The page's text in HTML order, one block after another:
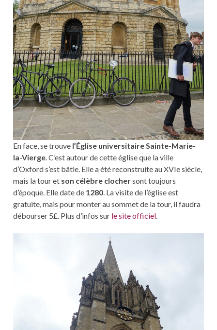
En face, se trouve l’Église universitaire Sainte-Marie-
la-Vierge. C’est autour de cette église que la ville
d’Oxford s’est bâtie. Elle a été reconstruite au XVIe siècle,
mais la tour et son célèbre clochersont toujours
d’époque. Elle date de 1280. La visite de l’église est
gratuite, mais pour monter au sommet de la tour, il faudra
débourser 5£. Plus d’infos sur le site officiel.